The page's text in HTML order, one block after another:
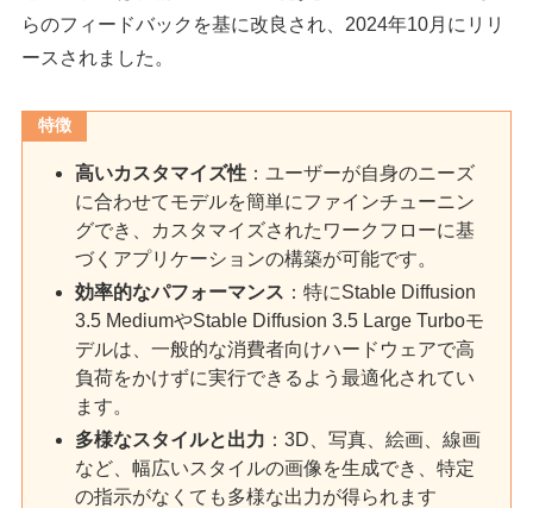
らのフィードバックを基に改良され、2024年10月にリリ
ースされました。
特徴
高いカスタマイズ性：ユーザーが自身のニーズ
に合わせてモデルを簡単にファインチューニン
グでき、カスタマイズされたワークフローに基
づくアプリケーションの構築が可能です。
効率的なパフォーマンス ：特にStable Diffusion
3.5 MediumやStable Diffusion 3.5 Large Turboモ
デルは、一般的な消費者向けハードウェアで高
負荷をかけずに実行できるよう最適化されてい
ます。
多様なスタイルと出力 ：3D、写真、絵画、線画
など、幅広いスタイルの画像を生成でき、特定
の指示がなくても多様な出力が得られます